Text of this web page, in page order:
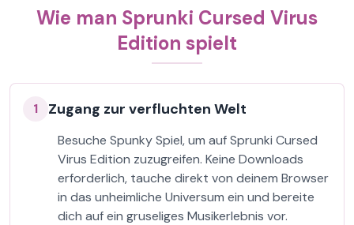
Wie man Sprunki Cursed Virus
Edition spielt
1 Zugang zur verfluchten Welt
Besuche Spunky Spiel, um auf Sprunki Cursed
Virus Edition zuzugreifen. Keine Downloads
erforderlich, tauche direkt von deinem Browser
in das unheimliche Universum ein und bereite
dich auf ein gruseliges Musikerlebnis vor.